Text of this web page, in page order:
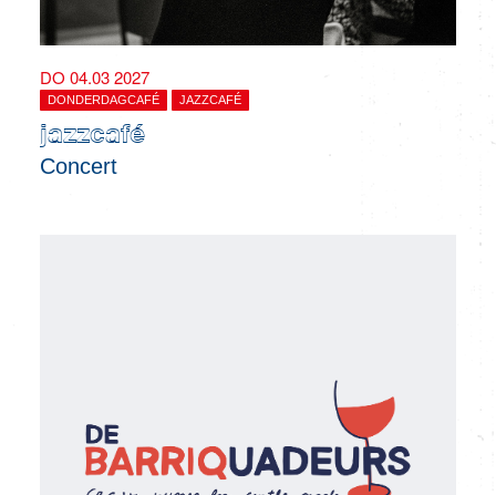
DO 04.03 2027
DONDERDAGCAFÉ JAZZCAFÉ
jazzcafé
Concert